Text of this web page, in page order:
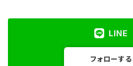
LINE
フォローする